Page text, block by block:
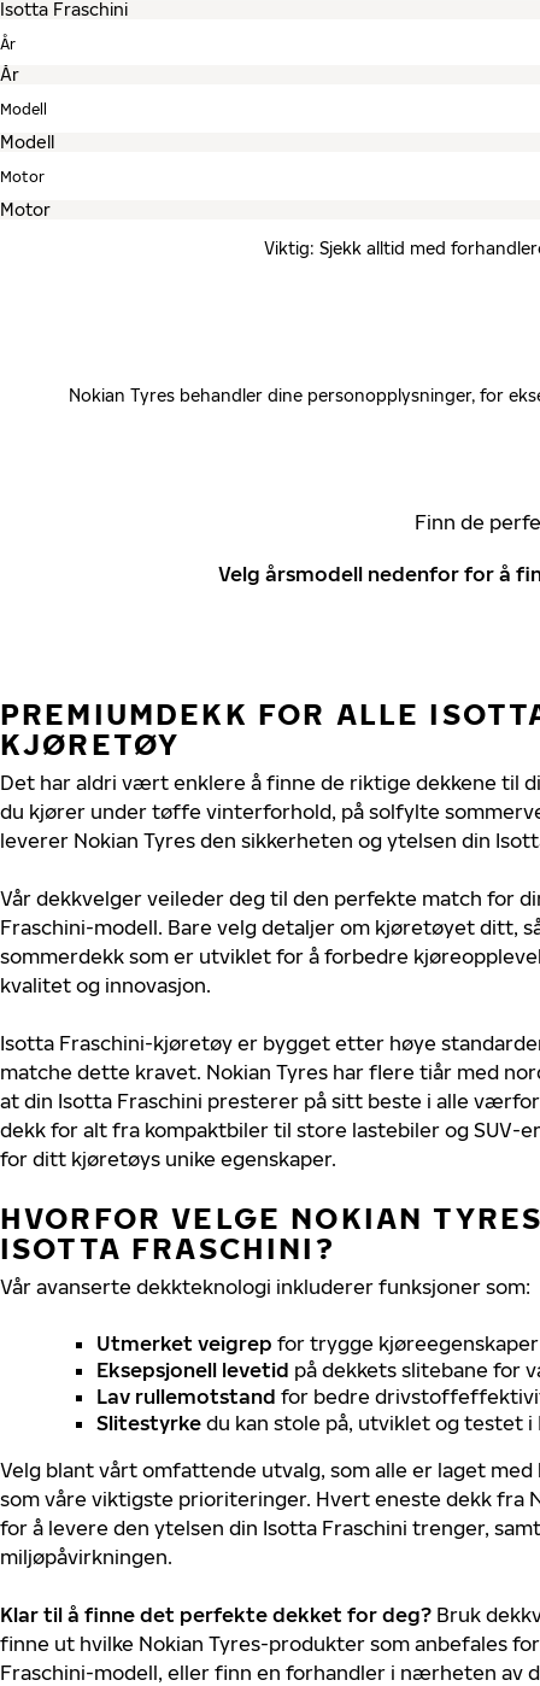
År
Modell
Motor
Viktig: Sjekk alltid med
Nokian Tyres behandler dine personopplysninger, for
Finn de
Velg årsmodell nedenfor for å
PREMIUMDEKK FOR ALLE
KJØRETØY
Det har aldri vært enklere å finne de riktige dekkene til
du kjører under tøffe vinterforhold, på solfylte
leverer Nokian Tyres den sikkerheten og ytelsen din
Vår dekkvelger veileder deg til den perfekte match for
Fraschini-modell. Bare velg detaljer om kjøretøyet ditt,
sommerdekk som er utviklet for å forbedre
kvalitet og innovasjon.
Isotta Fraschini-kjøretøy er bygget etter høye
matche dette kravet. Nokian Tyres har flere tiår med
at din Isotta Fraschini presterer på sitt beste i alle
dekk for alt fra kompaktbiler til store lastebiler og SUV-
for ditt kjøretøys unike egenskaper.
HVORFOR VELGE NOKIAN
ISOTTA FRASCHINI?
Vår avanserte dekkteknologi inkluderer funksjoner som:
Utmerket veigrep for trygge
Eksepsjonell levetid på dekkets slitebane for
Lav rullemotstand for bedre
Slitestyrke du kan stole på, utviklet og testet i
Velg blant vårt omfattende utvalg, som alle er laget
som våre viktigste prioriteringer. Hvert eneste dekk fra
for å levere den ytelsen din Isotta Fraschini trenger,
miljøpåvirkningen.
Klar til å finne det perfekte dekket for deg? Bruk
finne ut hvilke Nokian Tyres-produkter som anbefales
Fraschini-modell, eller finn en forhandler i nærheten av